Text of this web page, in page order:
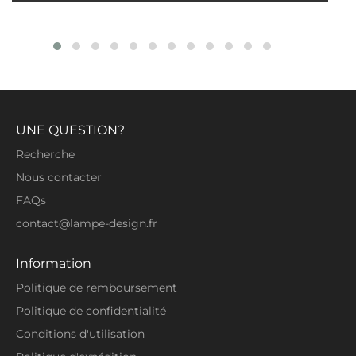
à LED utilisée offre 50 000 heures
d’éclairage, ce qui est 4 fois plus qu’une
conception de qualité et scrupuleuse offre
une solidité à la lampe tout en alliant une
finesse de fabrication. Ces deux éléments
l’argent en achetant sur lampe design.
Grâce aux LED la sécurité est là. En effet, la
sécurité est peut-être l'avantage le plus
souvent négligé lorsqu'il s'agit d'éclairage
UNE QUESTION?
Recherche
Nous contacter
FAQs
contact@lampe-design.fr
Information
Politique de remboursement
Politique de confidentialité
Conditions d'utilisation